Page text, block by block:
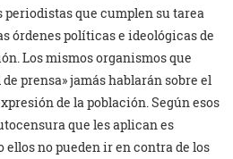
periodistas que cumplen su tarea
órdenes políticas e ideológicas de
Los mismos organismos que
prensa» jamás hablarán sobre el
de la población. Según esos
que les aplican es
ellos no pueden ir en contra de los